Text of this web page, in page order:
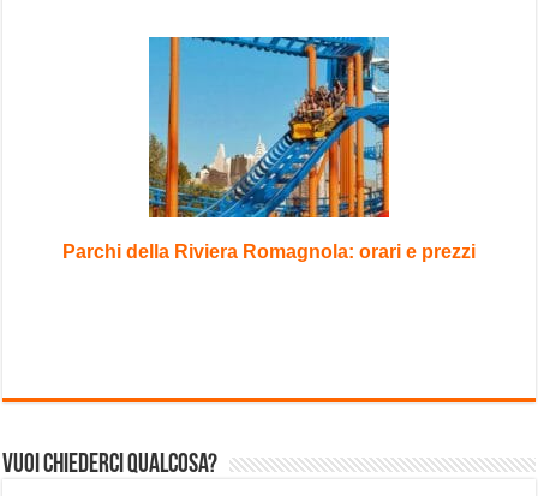
Parchi della Riviera Romagnola: orari e prezzi
Vuoi chiederci qualcosa?